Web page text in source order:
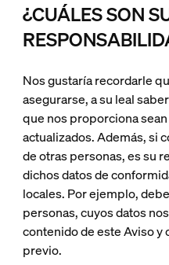
¿CUÁLES SON
Nos gustaría recordarle
asegurarse, a su leal
que nos proporciona
actualizados. Además, si
de otras personas, es su
dichos datos de
locales. Por ejemplo,
personas, cuyos datos
contenido de este Aviso
previo.